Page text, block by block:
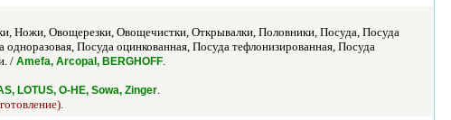
Ножи, Овощерезки, Овощечистки, Открывалки, Половники, Посуда, Посуда
Посуда оцинкованная, Посуда тефлонизированная, Посуда
/ Amefa, Arcopal, BERGHOFF.
LOTUS, O-HE, Sowa, Zinger.